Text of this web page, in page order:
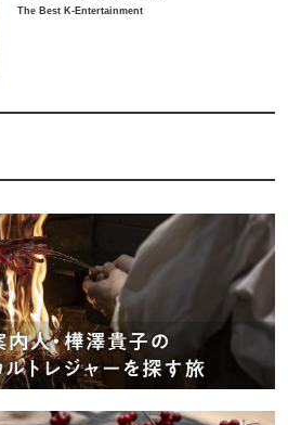
The Best K-Entertainment